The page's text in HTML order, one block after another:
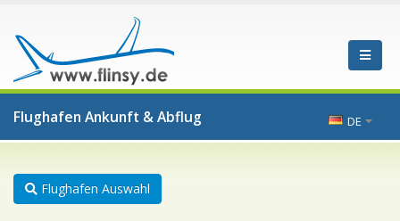
Flughafen Ankunft & Abflug DE
Flughafen Auswahl